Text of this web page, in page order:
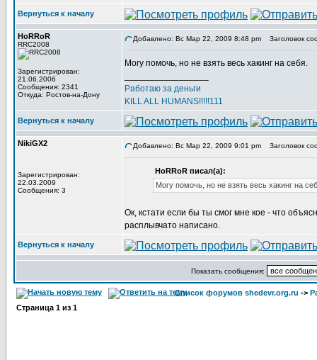
Вернуться к началу
HoRRoR
RRC2008
Зарегистрирован:
21.06.2006
Сообщения: 2341
Откуда: Ростов-на-Дону
Добавлено: Вс Мар 22, 2009 8:48 pm Заголовок
Могу помочь, но не взять весь хакинг на себя.
Работаю за деньги
KILL ALL HUMANS!!!!!111
Вернуться к началу
NikiGX2
Зарегистрирован:
22.03.2009
Сообщения: 3
Добавлено: Вс Мар 22, 2009 9:01 pm Заголовок
HoRRoR писал(а):
Могу помочь, но не взять весь хакинг на
Ок, кстати если бы ты смог мне кое - что
расплывчато написано.
Вернуться к началу
Показать сообщения:
Список форумов shedevr.org.ru ->
Страница 1 из 1